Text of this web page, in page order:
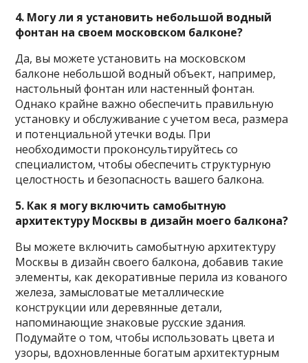
4. Могу ли я установить небольшой водный
фонтан на своем московском балконе?
Да, вы можете установить на московском
балконе небольшой водный объект, например,
настольный фонтан или настенный фонтан.
Однако крайне важно обеспечить правильную
установку и обслуживание с учетом веса, размера
и потенциальной утечки воды. При
необходимости проконсультируйтесь со
специалистом, чтобы обеспечить структурную
целостность и безопасность вашего балкона.
5. Как я могу включить самобытную
архитектуру Москвы в дизайн моего балкона?
Вы можете включить самобытную архитектуру
Москвы в дизайн своего балкона, добавив такие
элементы, как декоративные перила из кованого
железа, замысловатые металлические
конструкции или деревянные детали,
напоминающие знаковые русские здания.
Подумайте о том, чтобы использовать цвета и
узоры, вдохновленные богатым архитектурным